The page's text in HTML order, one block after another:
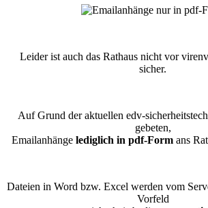
Leider ist auch das Rathaus nicht vor
sicher.
Auf Grund der aktuellen edv-
gebeten,
Emailanhänge lediglich in pdf-Formans
Dateien in Word bzw. Excel werden vom
Vorfeld